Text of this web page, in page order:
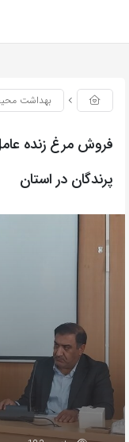
بهداشت
فروش مرغ زنده
پرندگان در استان